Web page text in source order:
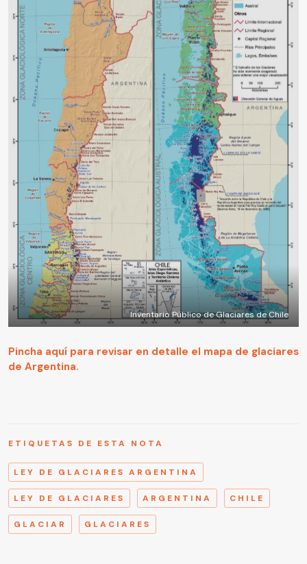
Inventario Público de Glaciares de Chile
Pincha aquí para revisar en detalle el mapa de glaciares
de Argentina.
ETIQUETAS DE ESTA NOTA
LEY DE GLACIARES ARGENTINA
LEY DE GLACIARES ARGENTINA CHILE
GLACIAR GLACIARES